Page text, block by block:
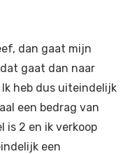
dan gaat mijn
gaat dan naar
heb dus uiteindelijk
een bedrag van
is 2 en ik verkoop
een